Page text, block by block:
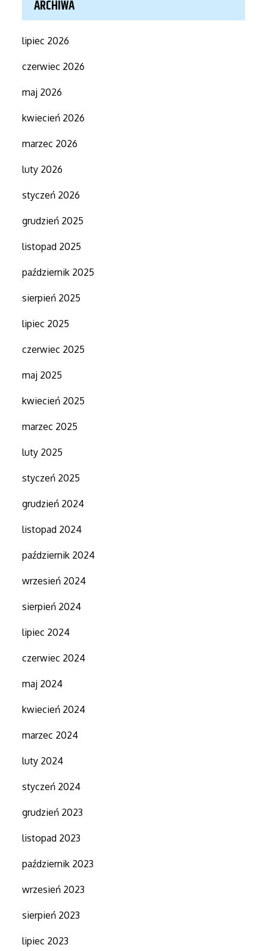
ARCHIWA
lipiec 2026
czerwiec 2026
maj 2026
kwiecień 2026
marzec 2026
luty 2026
styczeń 2026
grudzień 2025
listopad 2025
październik 2025
sierpień 2025
lipiec 2025
czerwiec 2025
maj 2025
kwiecień 2025
marzec 2025
luty 2025
styczeń 2025
grudzień 2024
listopad 2024
październik 2024
wrzesień 2024
sierpień 2024
lipiec 2024
czerwiec 2024
maj 2024
kwiecień 2024
marzec 2024
luty 2024
styczeń 2024
grudzień 2023
listopad 2023
październik 2023
wrzesień 2023
sierpień 2023
lipiec 2023